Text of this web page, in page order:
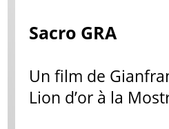
Sacro GRA
Un film de
Lion d’or à la